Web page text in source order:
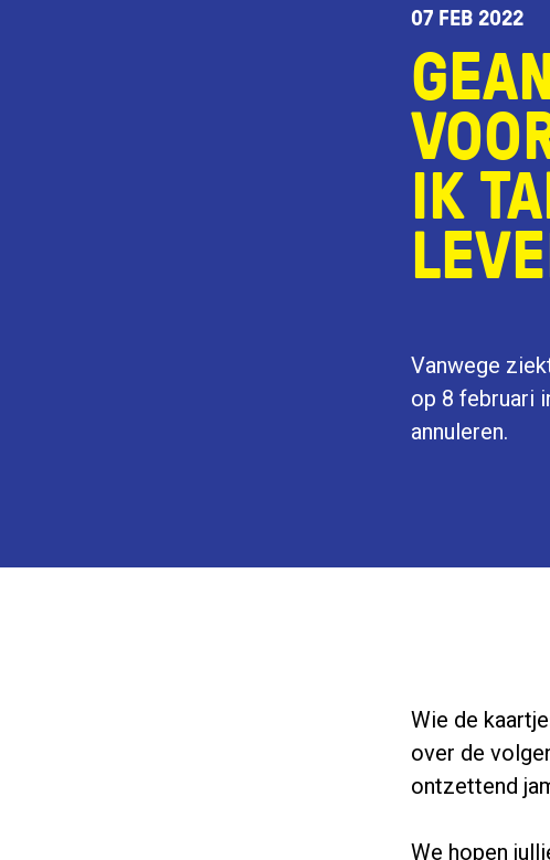
07 FEB 2022
IK
Vanwege
op 8 februari
annuleren.
Wie de
over de
ontzettend
We hopen